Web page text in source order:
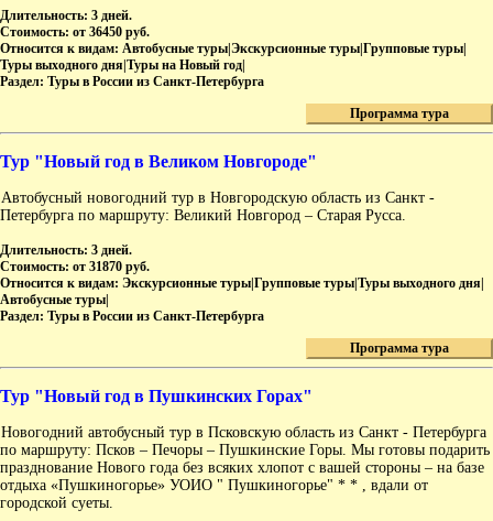
Длительность: 3 дней.
Стоимость: от 36450 руб.
Относится к видам: Автобусные туры|Экскурсионные туры|Групповые туры|
Туры выходного дня|Туры на Новый год|
Раздел: Туры в России из Санкт-Петербурга
Программа тура
Тур "Новый год в Великом Новгороде"
Автобусный новогодний тур в Новгородскую область из Санкт -
Петербурга по маршруту: Великий Новгород – Старая Русса.
Длительность: 3 дней.
Стоимость: от 31870 руб.
Относится к видам: Экскурсионные туры|Групповые туры|Туры выходного дня|
Автобусные туры|
Раздел: Туры в России из Санкт-Петербурга
Программа тура
Тур "Новый год в Пушкинских Горах"
Новогодний автобусный тур в Псковскую область из Санкт - Петербурга
по маршруту: Псков – Печоры – Пушкинские Горы. Мы готовы подарить
празднование Нового года без всяких хлопот с вашей стороны – на базе
отдыха «Пушкиногорье» УОИО " Пушкиногорье" * * , вдали от
городской суеты.